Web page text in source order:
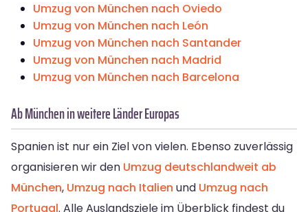
Umzug von München nach Oviedo
Umzug von München nach León
Umzug von München nach Santander
Umzug von München nach Madrid
Umzug von München nach Barcelona
Ab München in weitere Länder Europas
Spanien ist nur ein Ziel von vielen. Ebenso zuverlässig
organisieren wir den Umzug deutschlandweit ab
München, Umzug nach Italien und Umzug nach
Portugal. Alle Auslandsziele im Überblick findest du